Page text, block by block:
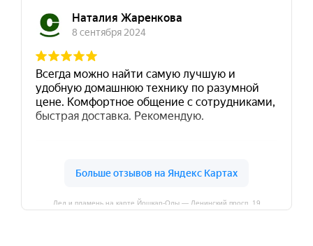
Лед и пламень на карте Йошкар‑Олы — Ленинский просп.,19